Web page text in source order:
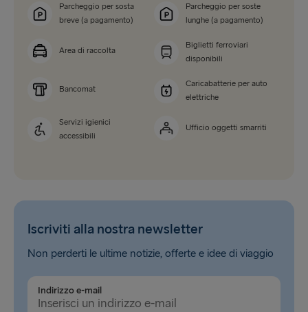
Parcheggio per sosta
breve (a pagamento)
Parcheggio per soste
lunghe (a pagamento)
Area di raccolta
Biglietti ferroviari
disponibili
Bancomat
Caricabatterie per auto
elettriche
Servizi igienici
accessibili
Ufficio oggetti smarriti
Iscriviti alla nostra newsletter
Non perderti le ultime notizie, offerte e idee di viaggio
Indirizzo e-mail